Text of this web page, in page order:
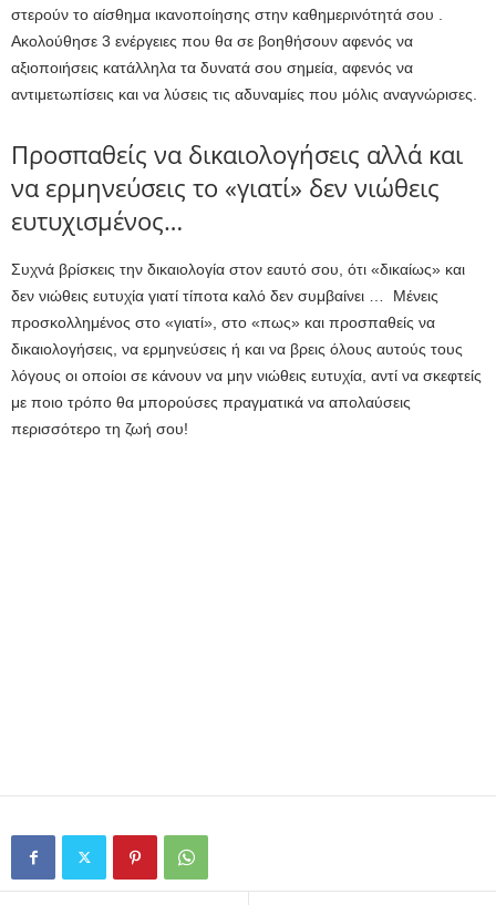
στερούν το αίσθημα ικανοποίησης στην καθημερινότητά σου .
Ακολούθησε 3 ενέργειες που θα σε βοηθήσουν αφενός να
αξιοποιήσεις κατάλληλα τα δυνατά σου σημεία, αφενός να
αντιμετωπίσεις και να λύσεις τις αδυναμίες που μόλις αναγνώρισες.
Προσπαθείς να δικαιολογήσεις αλλά και
να ερμηνεύσεις το «γιατί» δεν νιώθεις
ευτυχισμένος…
Συχνά βρίσκεις την δικαιολογία στον εαυτό σου, ότι «δικαίως» και
δεν νιώθεις ευτυχία γιατί τίποτα καλό δεν συμβαίνει … Μένεις
προσκολλημένος στο «γιατί», στο «πως» και προσπαθείς να
δικαιολογήσεις, να ερμηνεύσεις ή και να βρεις όλους αυτούς τους
λόγους οι οποίοι σε κάνουν να μην νιώθεις ευτυχία, αντί να σκεφτείς
με ποιο τρόπο θα μπορούσες πραγματικά να απολαύσεις
περισσότερο τη ζωή σου!